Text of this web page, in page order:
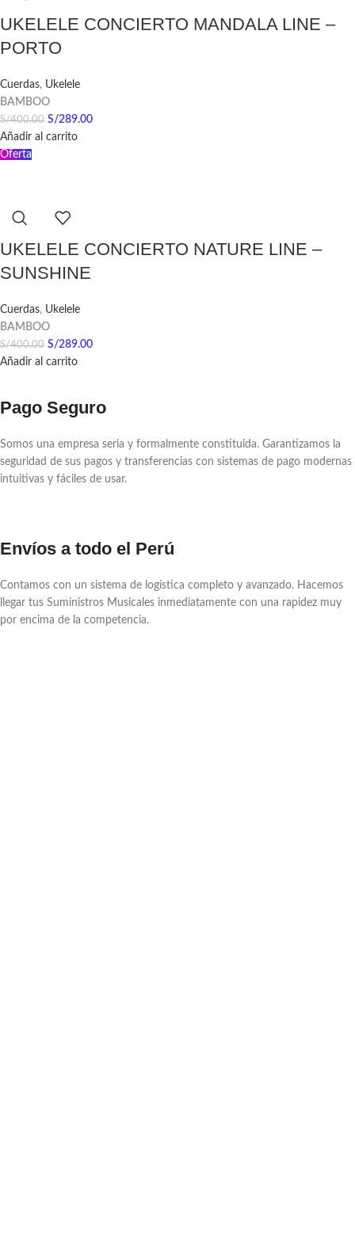
UKELELE CONCIERTO MANDALA LINE –
PORTO
Cuerdas, Ukelele
BAMBOO
S/400.00 S/289.00
Añadir al carrito
Oferta
UKELELE CONCIERTO NATURE LINE –
SUNSHINE
Cuerdas, Ukelele
BAMBOO
S/400.00 S/289.00
Añadir al carrito
Pago Seguro
Somos una empresa seria y formalmente constituida. Garantizamos la
seguridad de sus pagos y transferencias con sistemas de pago modernas
intuitivas y fáciles de usar.
Envíos a todo el Perú
Contamos con un sistema de logística completo y avanzado. Hacemos
llegar tus Suministros Musicales inmediatamente con una rapidez muy
por encima de la competencia.